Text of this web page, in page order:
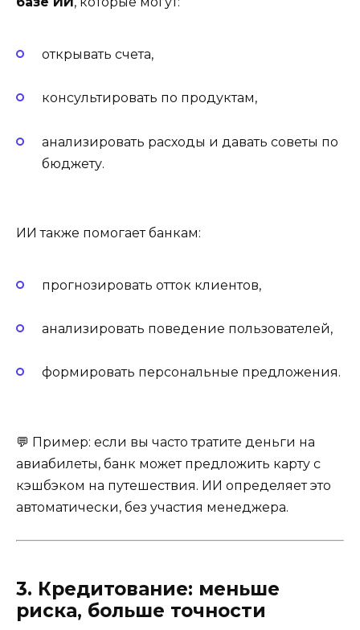
открывать счета,
консультировать по продуктам,
анализировать расходы и давать советы по
бюджету.
ИИ также помогает банкам:
прогнозировать отток клиентов,
анализировать поведение пользователей,
формировать персональные предложения.
💬 Пример: если вы часто тратите деньги на
авиабилеты, банк может предложить карту с
кэшбэком на путешествия. ИИ определяет это
автоматически, без участия менеджера.
3. Кредитование: меньше
риска, больше точности